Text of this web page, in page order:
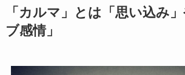
「カルマ」とは「思い込み
ブ感情」